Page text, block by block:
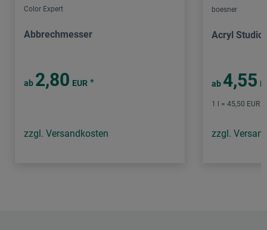
Color Expert
Abbrechmesser
ab 2,80 EUR *
zzgl. Versandkosten
boesner
Acryl Studio
ab 4,55
1 l = 45,50 EUR
zzgl.